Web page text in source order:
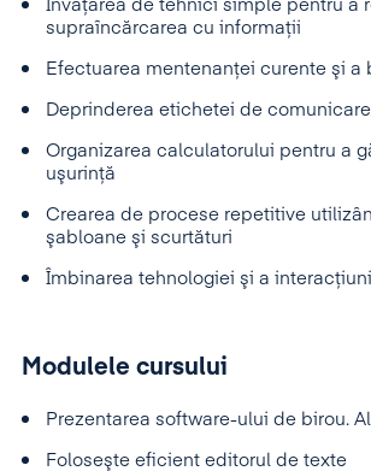
Învăţarea de tehnici simple pentru a
supraîncărcarea cu informaţii
Efectuarea mentenanţei curente şi a
Deprinderea etichetei de
Organizarea calculatorului pentru a
uşurinţă
Crearea de procese repetitive
şabloane şi scurtături
Îmbinarea tehnologiei şi a
Modulele cursului
Prezentarea software-ului de birou.
Foloseşte eficient editorul de texte